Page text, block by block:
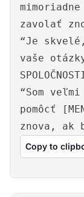
zavolať
“Je
vaše
“Som
pomôcť
znova, ak
Copy to